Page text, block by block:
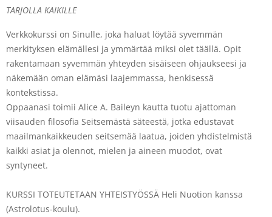
TARJOLLA KAIKILLE
Verkkokurssi on Sinulle, joka haluat löytää syvemmän
merkityksen elämällesi ja ymmärtää miksi olet täällä. Opit
rakentamaan syvemmän yhteyden sisäiseen ohjaukseesi ja
näkemään oman elämäsi laajemmassa, henkisessä
kontekstissa.
Oppaanasi toimii Alice A. Baileyn kautta tuotu ajattoman
viisauden filosofia Seitsemästä säteestä, jotka edustavat
maailmankaikkeuden seitsemää laatua, joiden yhdistelmistä
kaikki asiat ja olennot, mielen ja aineen muodot, ovat
syntyneet.
KURSSI TOTEUTETAAN YHTEISTYÖSSÄ Heli Nuotion kanssa
(Astrolotus-koulu).